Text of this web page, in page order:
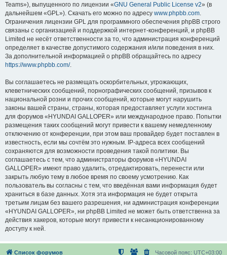
Teams»), выпущенного по лицензии «GNU General Public License v2» (в
дальнейшем «GPL»). Скачать его можно по адресу www.phpbb.com.
Ограничения лицензии GPL для программного обеспечения phpBB строго
связаны с организацией и поддержкой интернет-конференций, и phpBB
Limited не несёт ответственности за то, что администрация конференций
определяет в качестве допустимого содержания и/или поведения в них.
За дополнительной информацией о phpBB обращайтесь по адресу
https://www.phpbb.com/.
Вы соглашаетесь не размещать оскорбительных, угрожающих,
клеветнических сообщений, порнографических сообщений, призывов к
национальной розни и прочих сообщений, которые могут нарушить
законы вашей страны, страны, которая предоставляет услуги хостинга
для форумов «HYUNDAI GALLOPER» или международное право. Попытки
размещения таких сообщений могут привести к вашему немедленному
отключению от конференции, при этом ваш провайдер будет поставлен в
известность, если мы сочтём это нужным. IP-адреса всех сообщений
сохраняются для возможности проведения такой политики. Вы
соглашаетесь с тем, что администраторы форумов «HYUNDAI
GALLOPER» имеют право удалить, отредактировать, перенести или
закрыть любую тему в любое время по своему усмотрению. Как
пользователь вы согласны с тем, что введённая вами информация будет
храниться в базе данных. Хотя эта информация не будет открыта
третьим лицам без вашего разрешения, ни администрация конференции
«HYUNDAI GALLOPER», ни phpBB Limited не может быть ответственна за
действия хакеров, которые могут привести к несанкционированному
доступу к ней.
Список форумов Часовой пояс: UTC+03:00